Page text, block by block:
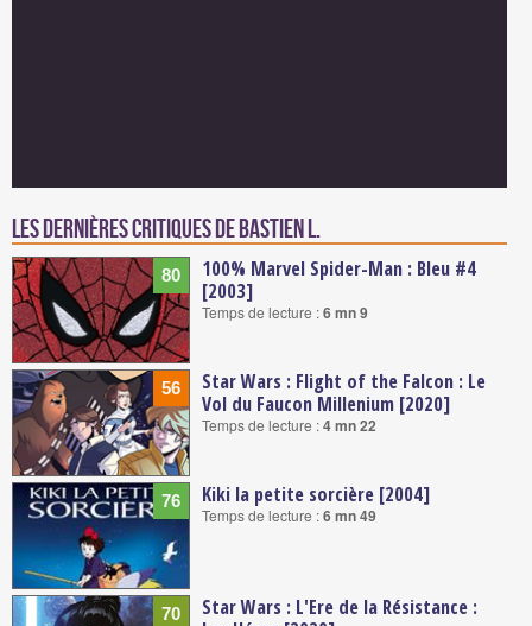
Les dernières critiques de Bastien L.
80
100% Marvel Spider-Man : Bleu #4
[2003]
Temps de lecture :6 mn 9
56
Star Wars : Flight of the Falcon : Le
Vol du Faucon Millenium [2020]
Temps de lecture :4 mn 22
76 Kiki la petite sorcière [2004]
Temps de lecture :6 mn 49
70
Star Wars : L'Ere de la Résistance :